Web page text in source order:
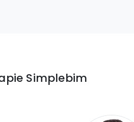
Simplebim